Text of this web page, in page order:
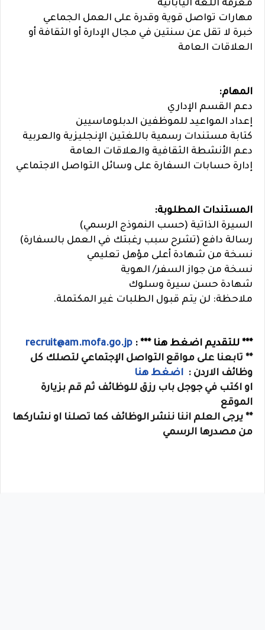
معرفة اللغة اليابانية
مهارات تواصل قوية وقدرة على العمل الجماعي
خبرة لا تقل عن سنتين في مجال الإدارة أو الثقافة أو
العلاقات العامة
المهام:
دعم القسم الإداري
إعداد المواعيد للموظفين الدبلوماسيين
كتابة مستندات رسمية باللغتين الإنجليزية والعربية
دعم الأنشطة الثقافية والعلاقات العامة
إدارة حسابات السفارة على وسائل التواصل الاجتماعي
المستندات المطلوبة:
السيرة الذاتية (حسب النموذج الرسمي)
رسالة دافع (تشرح سبب رغبتك في العمل بالسفارة)
نسخة من شهادة أعلى مؤهل تعليمي
نسخة من جواز السفر/ الهوية
شهادة حسن سيرة وسلوك
ملاحظة: لن يتم قبول الطلبات غير المكتملة.
*** للتقديم اضغط هنا *** : recruit@am.mofa.go.jp
** تابعنا على مواقع التواصل الإجتماعي لتصلك كل
وظائف الاردن : اضغط هنا
او اكتب في جوجل باب رزق للوظائف ثم قم بزيارة
الموقع
** يرجى العلم اننا ننشر الوظائف كما تصلنا او نشاركها
من مصدرها الرسمي